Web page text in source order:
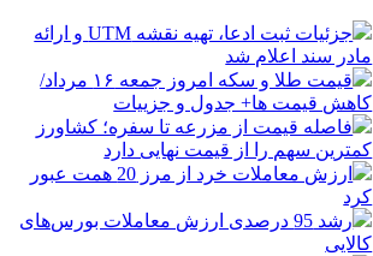
جزئیات ثبت ادعا، تهیه نقشه UTM و ارائه
مادر سند اعلام شد
قیمت طلا و سکه امروز جمعه ۱۶ مرداد/
کاهش قیمت ها+ جدول و جزییات
فاصله قیمت از مزرعه تا سفره؛ کشاورز
کمترین سهم را از قیمت نهایی دارد
ارزش معاملات خرد از مرز 20 همت عبور
کرد
رشد 95 درصدی ارزش معاملات بورس‌های
کالایی